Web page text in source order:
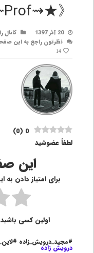
《★⇝Prof⇜★》
20 آذر 1397 کانال
نظرتون راجع به این
14
0
(
0
)
لطفاً عضوشید
این
برای امتیاز دادن
اولین کسی
#مجید_درویش_زاده
درویش زاده